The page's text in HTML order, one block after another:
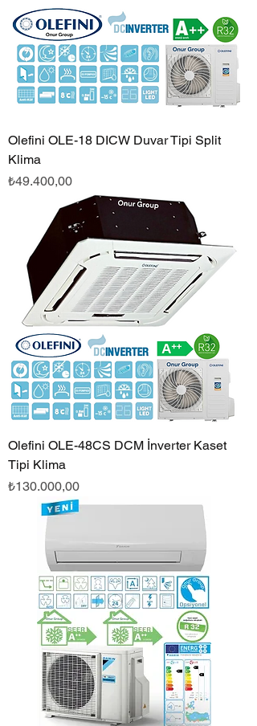
Olefini OLE-18 DICW Duvar Tipi Split
Klima
Fiyat
₺49.400,00
Olefini OLE-48CS DCM İnverter Kaset
Tipi Klima
Fiyat
₺130.000,00